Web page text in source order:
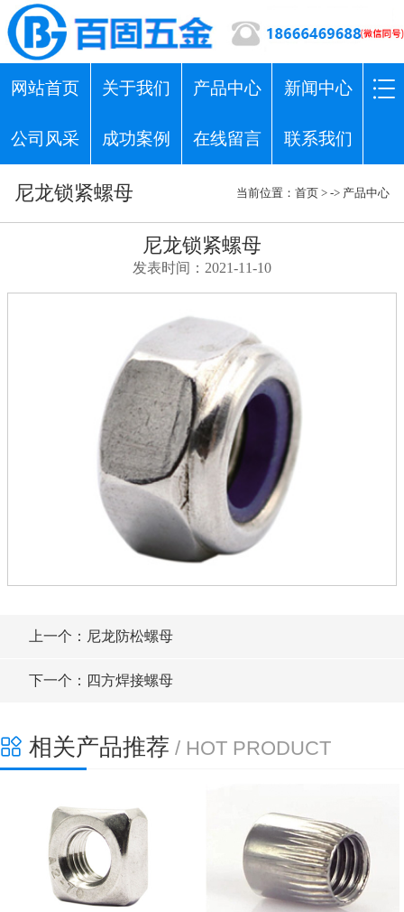
网站首页 关于我们 产品中心 新闻中心
公司风采 成功案例 在线留言 联系我们
尼龙锁紧螺母 当前位置： 首页 > -> 产品中心
尼龙锁紧螺母
发表时间：2021-11-10
上一个：尼龙防松螺母
下一个：四方焊接螺母
相关产品推荐 / HOT PRODUCT